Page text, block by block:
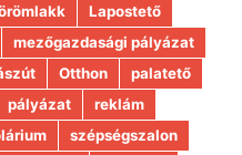
Lapostető
mezőgazdasági pályázat
Otthon
palatető
pályázat
reklám
szépségszalon